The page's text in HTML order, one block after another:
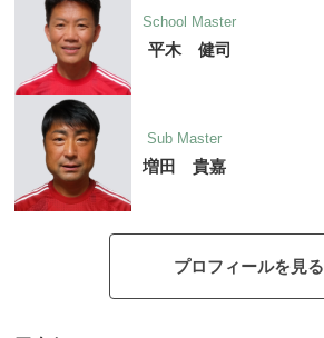
School Master
平木 健司
Sub Master
増田 貴嘉
プロフィールを見る